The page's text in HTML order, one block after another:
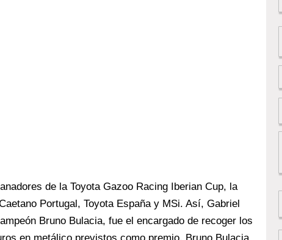
de la Toyota Gazoo Racing Iberian Cup, la
Portugal, Toyota España y MSi. Así, Gabriel
Bruno Bulacia, fue el encargado de recoger los